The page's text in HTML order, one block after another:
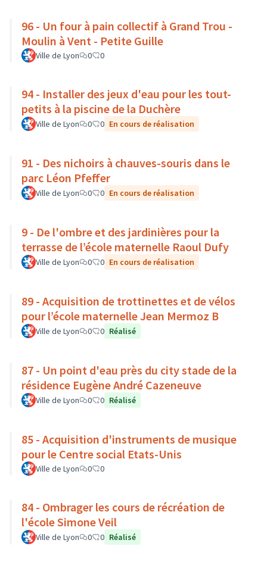
96 - Un four à pain collectif à Grand Trou -
Moulin à Vent - Petite Guille
Ville de Lyon 0 0
94 - Installer des jeux d'eau pour les tout-
petits à la piscine de la Duchère
Ville de Lyon 0 0 En cours de réalisation
91 - Des nichoirs à chauves-souris dans le
parc Léon Pfeffer
Ville de Lyon 0 0 En cours de réalisation
9 - De l'ombre et des jardinières pour la
terrasse de l’école maternelle Raoul Dufy
Ville de Lyon 0 0 En cours de réalisation
89 - Acquisition de trottinettes et de vélos
pour l’école maternelle Jean Mermoz B
Ville de Lyon 0 0 Réalisé
87 - Un point d'eau près du city stade de la
résidence Eugène André Cazeneuve
Ville de Lyon 0 0 Réalisé
85 - Acquisition d'instruments de musique
pour le Centre social Etats-Unis
Ville de Lyon 0 0
84 - Ombrager les cours de récréation de
l'école Simone Veil
Ville de Lyon 0 0 Réalisé